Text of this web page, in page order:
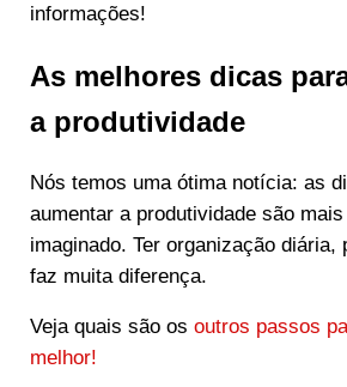
informações!
As melhores dicas
a produtividade
Nós temos uma ótima notícia: as
aumentar a produtividade são
imaginado. Ter organização diária,
faz muita diferença.
Veja quais são os outros passos
melhor!